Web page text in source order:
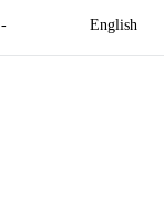
- English